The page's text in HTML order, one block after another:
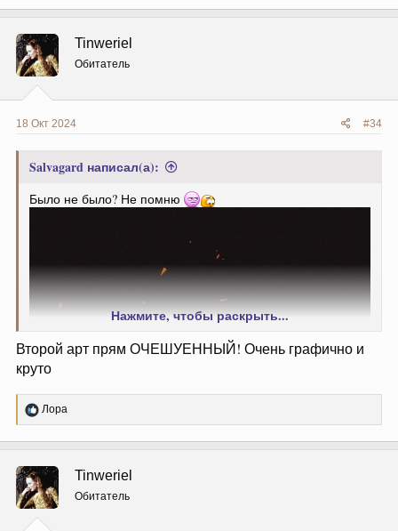
ц
и
и
:
Tinweriel
Обитатель
18 Окт 2024 #34
Salvagard написал(а):
Было не было? Не помню
Нажмите, чтобы раскрыть...
Второй арт прям ОЧЕШУЕННЫЙ! Очень графично и
круто
Р
е
ц
и
:
Лора
Tinweriel
Обитатель